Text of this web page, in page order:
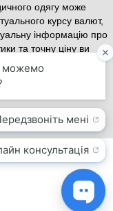
одягу може
курсу валют,
інформацію про
та точну ціну ви
заявку на сайті
у розділі